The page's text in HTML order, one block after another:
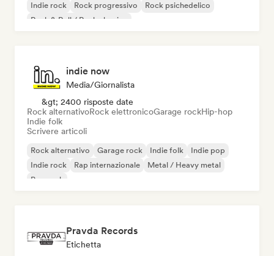
Indie rock
Rock progressivo
Rock psichedelico
Rock & Roll / Rock classico
indie now
Media/Giornalista
&gt; 2400 risposte date
Rock alternativoRock elettronicoGarage rockHip-hop
Indie folk
Scrivere articoli
Rock alternativo Garage rock Indie folk
Indie pop
Indie rock
Rap internazionale
Metal / Heavy metal
Pop rock
Pravda Records
Etichetta